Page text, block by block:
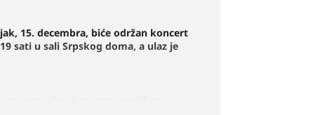
15. decembra, biće održan koncert
sati u sali Srpskog doma, a ulaz je